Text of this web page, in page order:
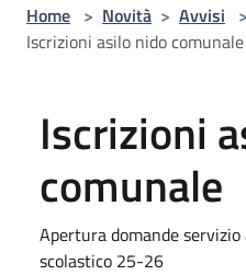
Home > Novità > Avvisi >
Iscrizioni asilo nido comunale
Iscrizioni
comunale
Apertura domande
scolastico 25-26